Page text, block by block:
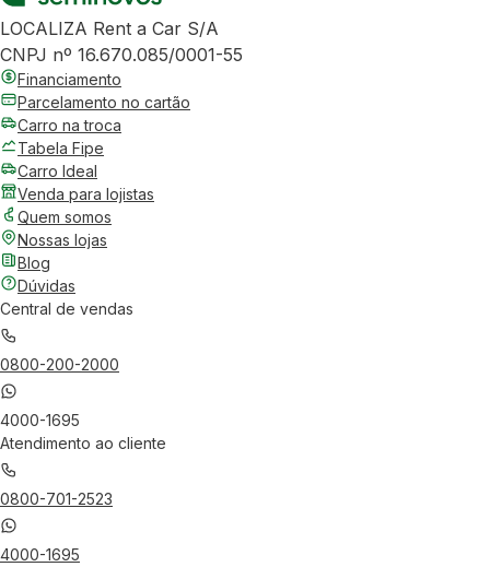
LOCALIZA Rent a Car S/A
CNPJ nº 16.670.085/0001-55
Financiamento
Parcelamento no cartão
Carro na troca
Tabela Fipe
Carro Ideal
Venda para lojistas
Quem somos
Nossas lojas
Blog
Dúvidas
Central de vendas
0800-200-2000
4000-1695
Atendimento ao cliente
0800-701-2523
4000-1695